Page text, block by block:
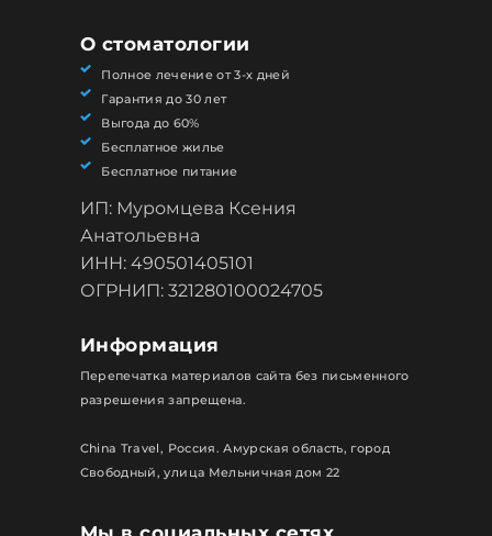
О стоматологии
Полное лечение от 3-х дней
Гарантия до 30 лет
Выгода до 60%
Бесплатное жилье
Бесплатное питание
ИП: Муромцева Ксения
Анатольевна
ИНН: 490501405101
ОГРНИП: 321280100024705
Информация
Перепечатка материалов сайта без письменного
разрешения запрещена.
China Travel, Россия. Амурская область, город
Свободный, улица Мельничная дом 22